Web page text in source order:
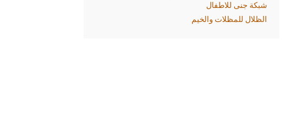
شبكة جنى للاطفال
الظلال للمظلات والخيم